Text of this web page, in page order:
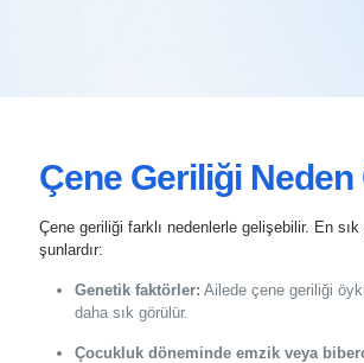
Çene Geriliği Neden
Çene geriliği farklı nedenlerle gelişebilir. En
şunlardır:
Genetik faktörler: Ailede çene geriliği
daha sık görülür.
Çocukluk döneminde emzik veya